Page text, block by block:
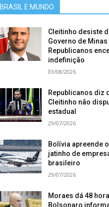
BRASIL E MUNDO
Cleitinho desiste
Governo de Minas
Republicanos
indefinição
03/08/2026
Republicanos diz
Cleitinho não
estadual
29/07/2026
Bolívia apreende
jatinho de
brasileiro
29/07/2026
Moraes dá 48
Bolsonaro